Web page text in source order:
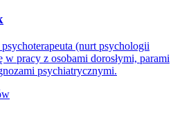
(nurt psychologii
w pracy z osobami dorosłymi, parami
psychiatrycznymi.